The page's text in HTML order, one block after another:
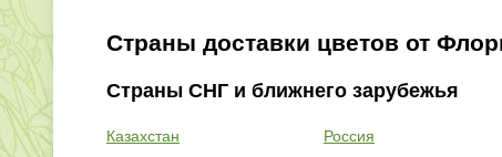
Страны доставки цветов от
Страны СНГ и ближнего зарубежья
Казахстан Россия